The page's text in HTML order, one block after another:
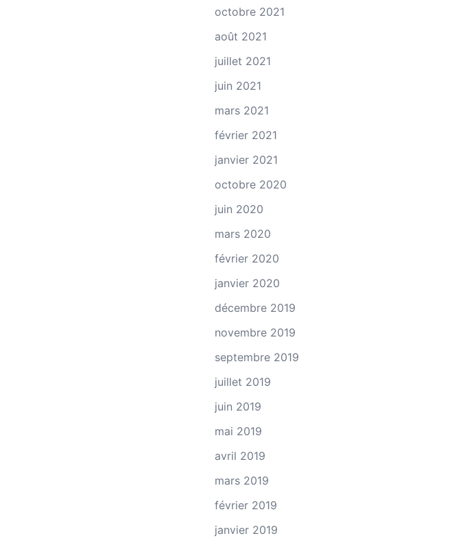
octobre 2021
août 2021
juillet 2021
juin 2021
mars 2021
février 2021
janvier 2021
octobre 2020
juin 2020
mars 2020
février 2020
janvier 2020
décembre 2019
novembre 2019
septembre 2019
juillet 2019
juin 2019
mai 2019
avril 2019
mars 2019
février 2019
janvier 2019